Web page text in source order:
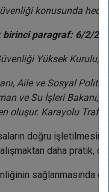
konusunda
birinci paragraf: 6/2/
Yüksek Kurulu,
Aile ve Sosyal
ve Su İşleri Bakanı,
oluşur. Karayolu Trafik
doğru
daha pratik,
sağlanmasında